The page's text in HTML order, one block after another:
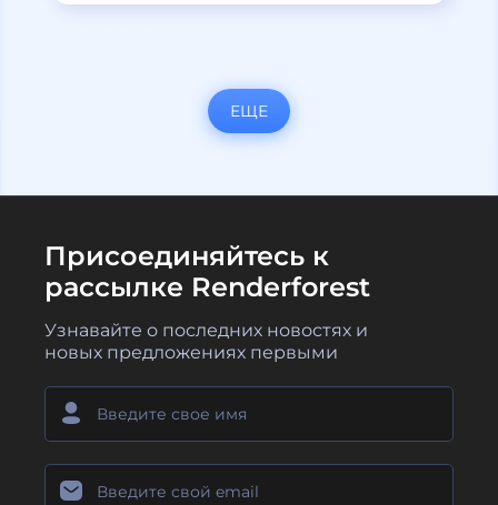
ЕЩЕ
Присоединяйтесь к
рассылке Renderforest
Узнавайте о последних новостях и
новых предложениях первыми